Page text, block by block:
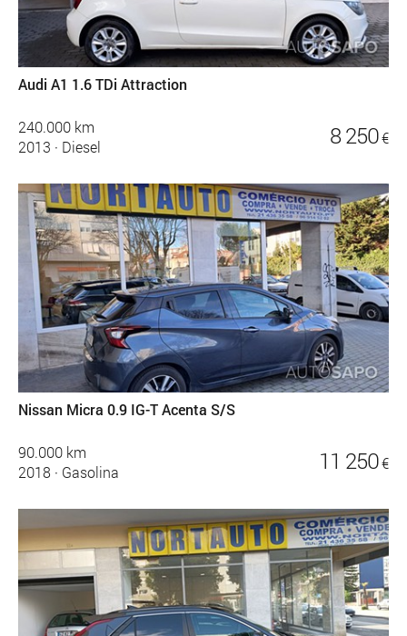
Audi A1 1.6 TDi Attraction
240.000 km
2013 · Diesel 8 250 €
Nissan Micra 0.9 IG-T Acenta S/S
90.000 km
2018 · Gasolina 11 250 €